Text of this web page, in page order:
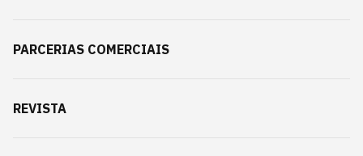
PARCERIAS COMERCIAIS
REVISTA